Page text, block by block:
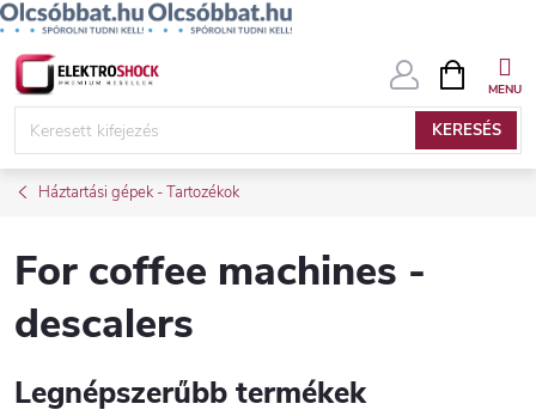
Ugrás
KERESÉS
KOSÁR
Háztartási gépek - Tartozékok
For coffee machines -
descalers
Legnépszerűbb termékek